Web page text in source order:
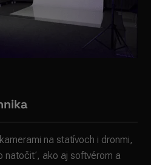
na statívoch i dronmi,
natočiť, ako aj softvérom a